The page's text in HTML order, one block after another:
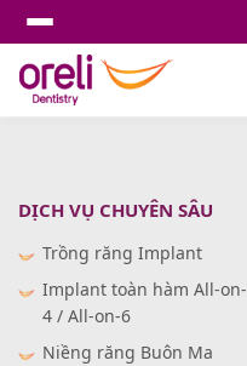
DỊCH VỤ CHUYÊN SÂU
Trồng răng Implant
Implant toàn hàm All-on-
4 / All-on-6
Niềng răng Buôn Ma